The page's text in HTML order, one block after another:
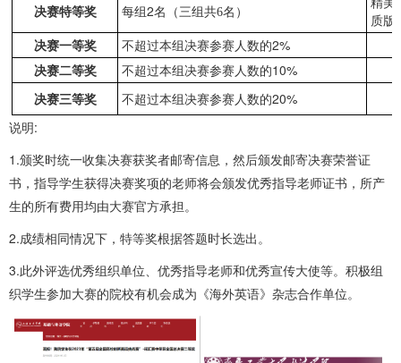
决赛特等奖 每组2名（ 三组共6名）
精美
质版
决赛一等奖
不超过本组决赛参赛人数的2%
决赛二等奖 不超过本组决赛参赛人数的10%
决赛三等奖 不超过本组决赛参赛人数的20%
说明:
1.颁奖时统一收集决赛获奖者邮寄信息，然后颁发邮寄决赛荣誉证
书，指导学生获得决赛奖项的老师将会颁发优秀指导老师证书，所产
生的所有费用均由大赛官方承担。
2.成绩相同情况下，特等奖根据答题时长选出。
3.此外评选优秀组织单位、优秀指导老师和优秀宣传大使等。积极组
织学生参加大赛的院校有机会成为《海外英语》杂志合作单位。